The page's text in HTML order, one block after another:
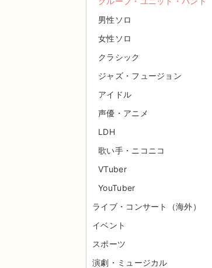
男性ソロ
女性ソロ
クラシック
ジャズ・フュージョン
アイドル
声優・アニメ
LDH
歌い手・ニコニコ
VTuber
YouTuber
ライブ・コンサート（海外）
イベント
スポーツ
演劇・ミュージカル